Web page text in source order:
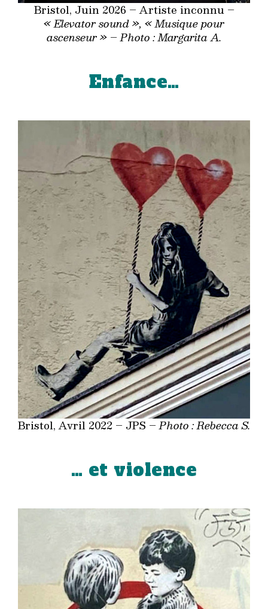
Bristol, Juin 2026 – Artiste inconnu –
« Elevator sound », « Musique pour
ascenseur » –Photo : Margarita A.
Enfance…
Bristol, Avril 2022 – JPS –Photo : Rebecca S.
… et violence